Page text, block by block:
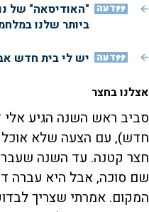
דעה "האודיסאה" של
ביותר שלנו
דעה יש לי בית חדש
אצלנו בחצר
סביב ראש השנה הגיע אלי
חדש), עם הצעה שלא אוכל
חצר קטנה. עד השנה
שם סוכה, אבל היא עברה
המקום. אמרתי שצריך